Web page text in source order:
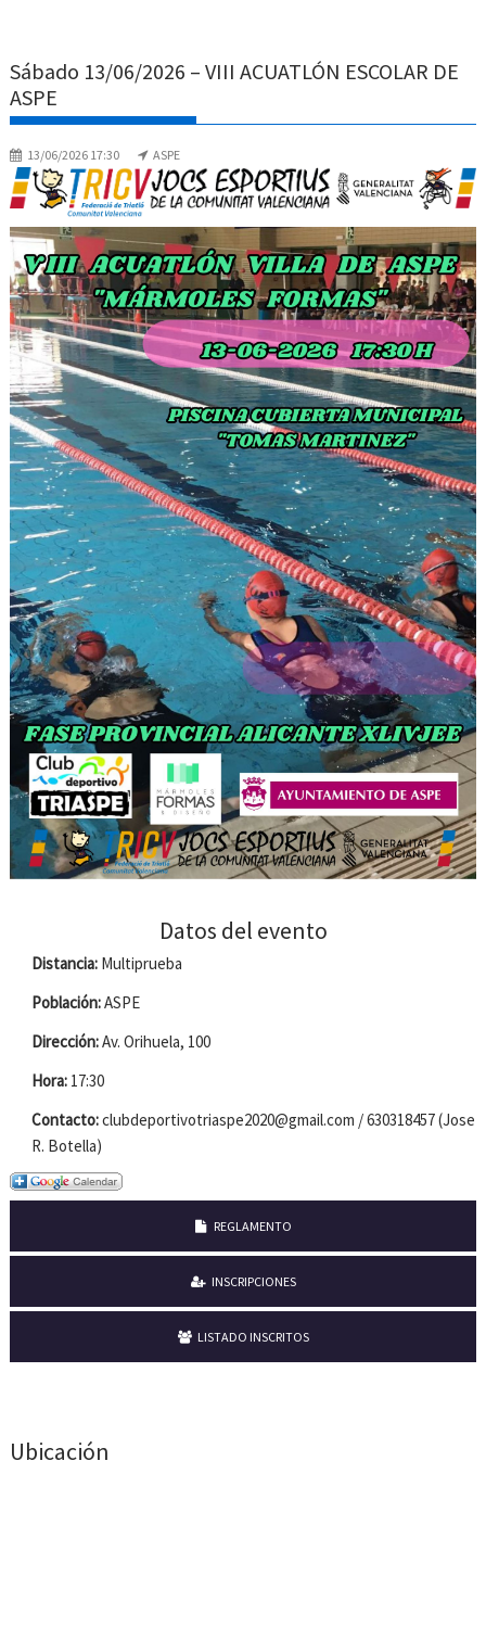
Sábado 13/06/2026 – VIII ACUATLÓN ESCOLAR DE
ASPE
13/06/2026 17:30 ASPE
Datos del evento
Distancia: Multiprueba
Población:ASPE
Dirección:Av. Orihuela, 100
Hora: 17:30
Contacto:clubdeportivotriaspe2020@gmail.com / 630318457 (Jose
R. Botella)
REGLAMENTO
INSCRIPCIONES
LISTADO INSCRITOS
Ubicación